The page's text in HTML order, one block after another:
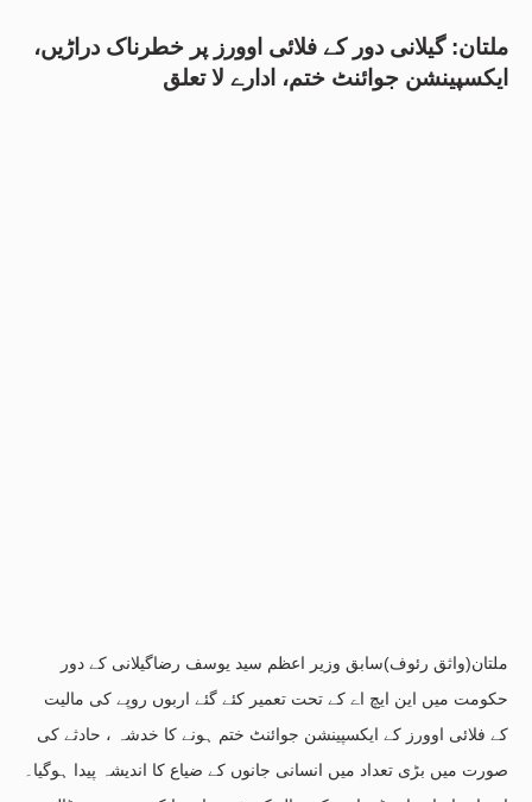
ملتان: گیلانی دور کے فلائی اوورز پر خطرناک دراڑیں،
ایکسپینشن جوائنٹ ختم، ادارے لا تعلق
ملتان(واثق رئوف)سابق وزیر اعظم سید یوسف رضاگیلانی کے دور
حکومت میں این ایچ اے کے تحت تعمیر کئے گئے اربوں روپے کی مالیت
کے فلائی اوورز کے ایکسپینشن جوائنٹ ختم ہونے کا خدشہ ، حادثے کی
صورت میں بڑی تعداد میں انسانی جانوں کے ضیاع کا اندیشہ پیدا ہوگیا۔